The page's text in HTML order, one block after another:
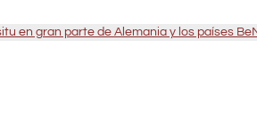
en gran parte de Alemania y los países